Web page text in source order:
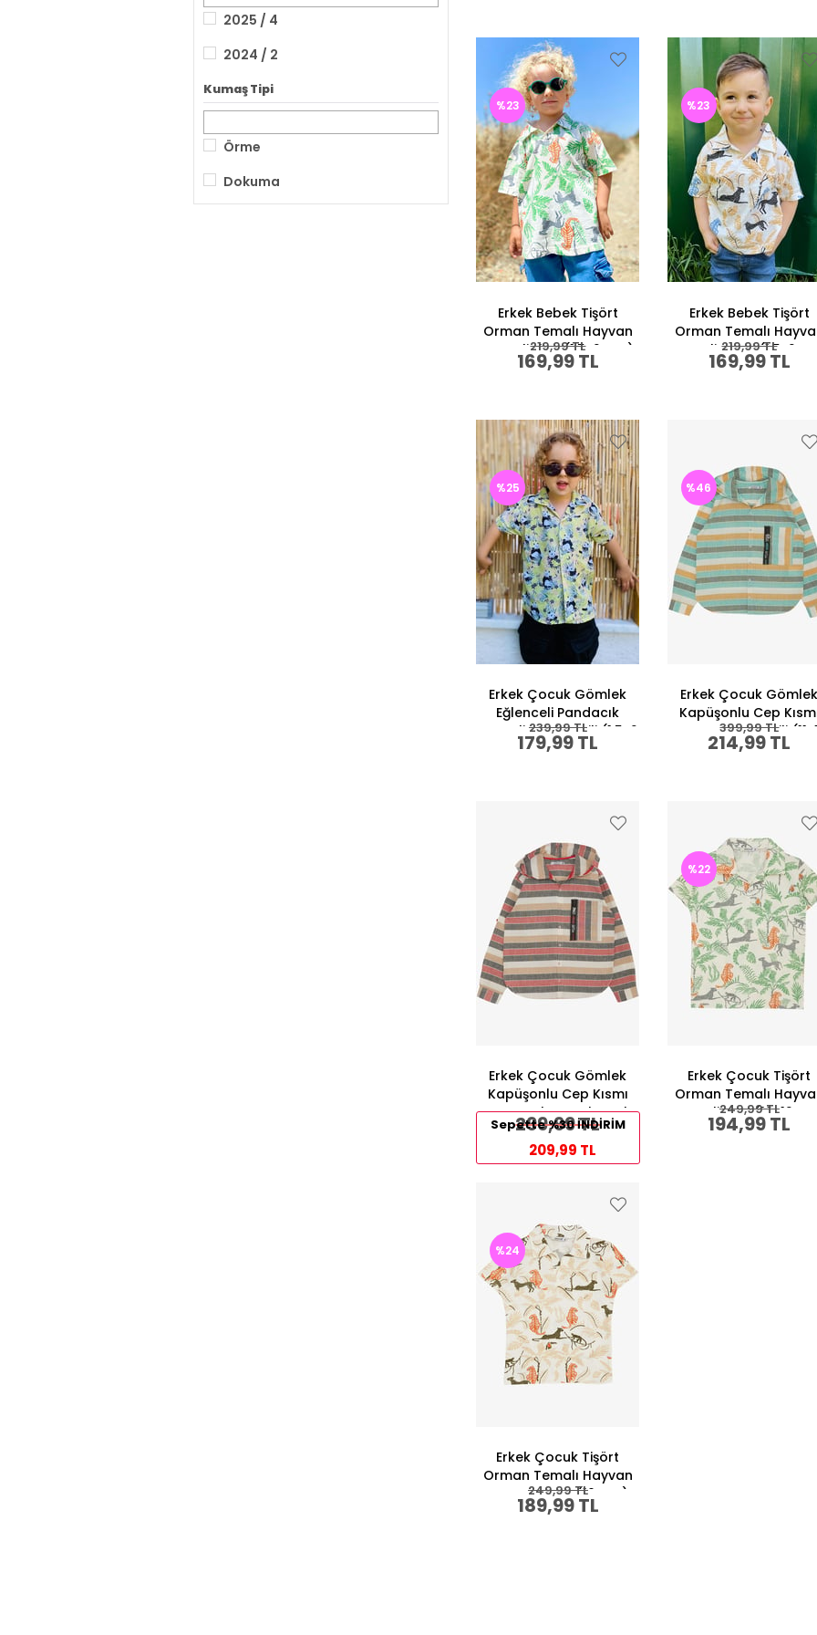
2025 / 4
2024 / 2
Kumaş Tipi
Örme
Dokuma
Erkek Bebek Tişört
Orman Temalı Hayvan
Desenli Ekru (1.5-2 Yaş)
169,99 TL
219,99 TL
%23
Erkek Bebek Tişört
Orman Temalı
Desenli Krem (1.5-2
169,99 TL
219,99 TL
%23
Erkek Çocuk Gömlek
Eğlenceli Pandacık
Desenli Fıstık Yeşili (1.5-2
Yaş)
179,99 TL
239,99 TL
%25
Erkek Çocuk Gömlek
Kapüşonlu Cep
Fermuarlı Su Yeşili (11-
Yaş)
214,99 TL
399,99 TL
%46
Erkek Çocuk Gömlek
Kapüşonlu Cep Kısmı
Fermuarlı Karışık Renk
(5-10 Yaş)
299,99 TL
Sepette %30 İNDİRİM
209,99 TL
Erkek Çocuk Tişört
Orman Temalı
Desenli Ekru (10-12
194,99 TL
249,99 TL
%22
Erkek Çocuk Tişört
Orman Temalı Hayvan
Desenli Krem (10 Yaş)
189,99 TL
249,99 TL
%24